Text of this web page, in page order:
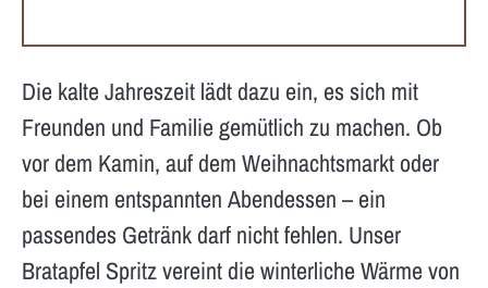
Die kalte Jahreszeit lädt dazu ein, es sich mit
Freunden und Familie gemütlich zu machen. Ob
vor dem Kamin, auf dem Weihnachtsmarkt oder
bei einem entspannten Abendessen – ein
passendes Getränk darf nicht fehlen. Unser
Bratapfel Spritz vereint die winterliche Wärme von